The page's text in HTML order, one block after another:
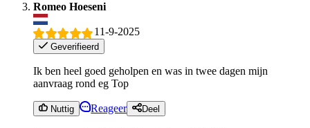
Romeo Hoeseni
11-9-2025
Geverifieerd
Ik ben heel goed geholpen en was in twee dagen mijn
aanvraag rond eg Top
Nuttig Reageer Deel